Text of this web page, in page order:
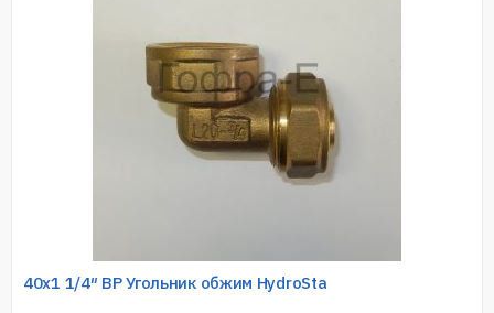
40х1 1/4″ ВР Угольник обжим HydroSta